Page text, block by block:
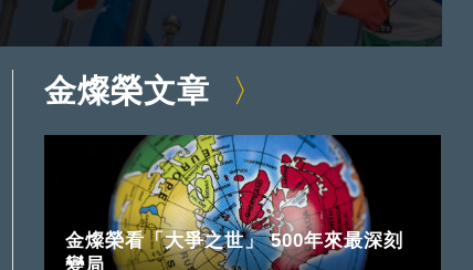
金燦榮文章
金燦榮看「大爭之世」 500年來最深刻
變局